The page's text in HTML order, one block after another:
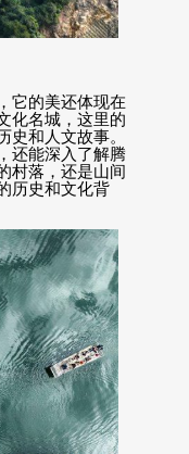
它的美还体现在
化名城，这里的
史和人文故事。
还能深入了解腾
村落，还是山间
历史和文化背